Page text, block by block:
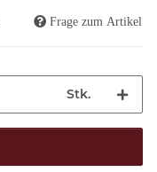
Frage zum Artikel
Stk.